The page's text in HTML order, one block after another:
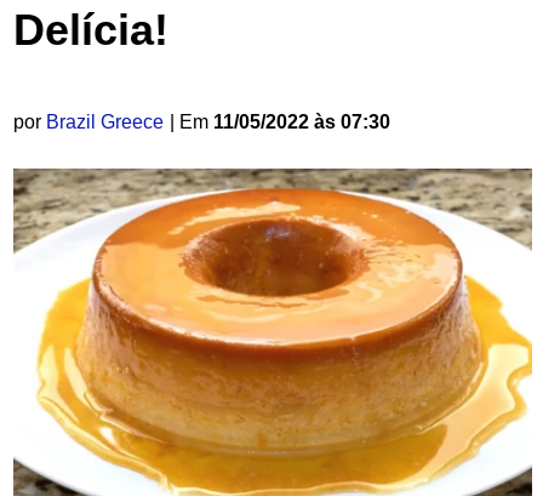
Delícia!
por Brazil Greece | Em 11/05/2022 às 07:30